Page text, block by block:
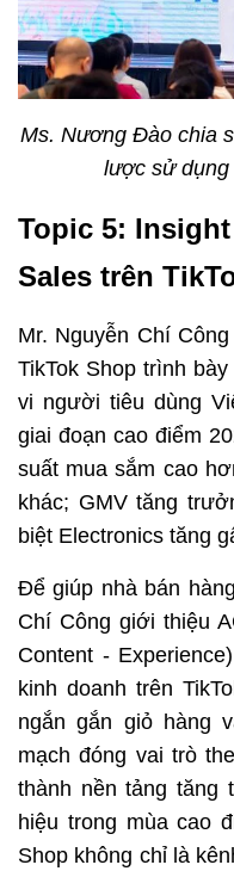
Ms. Nương Đào chia
lược sử dụng
Topic 5:
Sales trên
Mr. Nguyễn Chí
TikTok Shop trình
vi người tiêu dùng
giai đoạn cao điểm
suất mua sắm cao
khác; GMV tăng
biệt Electronics tăng
Để giúp nhà bán
Chí Công giới thiệu
Content -
kinh doanh trên
ngắn gắn giỏ hàng
mạch đóng vai trò
thành nền tảng tăng
hiệu trong mùa cao
Shop không chỉ là